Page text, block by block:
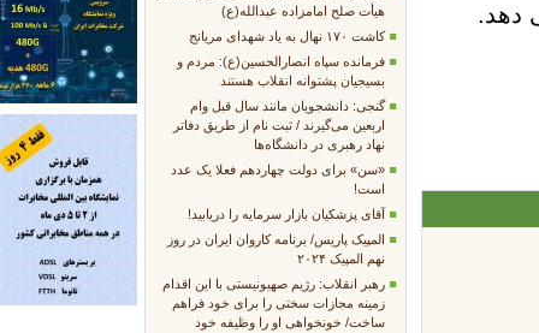
دهد.
هیأت صلح امامزاده عبدالله(ع)
کاشت ۱۷۰ نهال به یاد شهدای مریانج
فرمانده سپاه انصارالحسین(ع): مردم و
بسیجیان پشتوانه انقلاب هستند
گنجی: دانشجویان مانند سال قبل وام
اربعین می‌گیرند / ثبت نام از طریق دفاتر
نهاد رهبری در دانشگاه‌ها
«سن» برای دولت چهاردهم فعلا یک عدد
است!
آقای پزشکیان بازار سرمایه را دریابید!
المپیک پاریس/ برنامه کاروان ایران در روز
نهم المپیک ۲۰۲۴
رهبر انقلاب: رژیم صهیونیستی با این اقدام
زمینه‌ مجازات سختی را برای خود فراهم
ساخت/ خونخواهی او را وظیفه خود